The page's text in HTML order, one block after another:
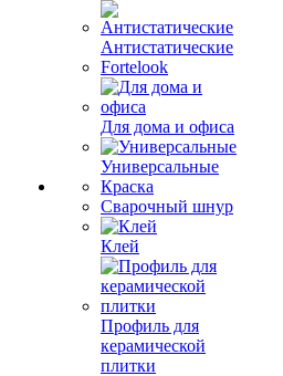
Антистатические
Fortelook
Для дома и офиса
Универсальные
Краска
Сварочный шнур
Клей
Профиль для
керамической
плитки